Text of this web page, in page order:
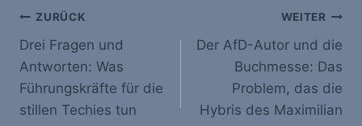
Beitrags-
Navigation
ZURÜCK
Drei Fragen und
Antworten: Was
Führungskräfte für die
stillen Techies tun
WEITER
Der AfD-Autor und die
Buchmesse: Das
Problem, das die
Hybris des Maximilian